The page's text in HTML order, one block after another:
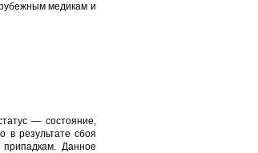
медикам и
— состояние,
в результате сбоя
Данное